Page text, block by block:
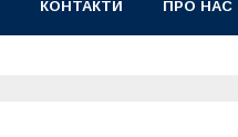
КОНТАКТИ ПРО НАС